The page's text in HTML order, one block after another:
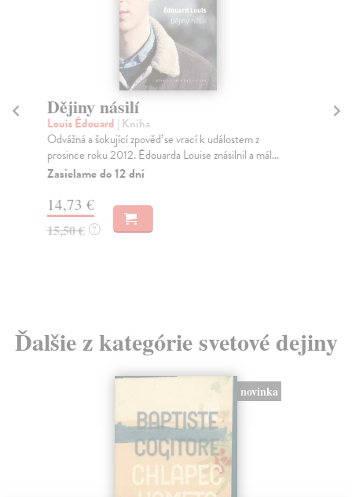
Dějiny násilí
Louis Édouard | Kniha
Odvážná a šokující zpověď se vrací k událostem z
prosince roku 2012. Édouarda Louise znásilnil a mál...
Zasielame do 12 dní
14,73 €
15,50 € ?
Ďalšie z kategórie svetové dejiny
novinka